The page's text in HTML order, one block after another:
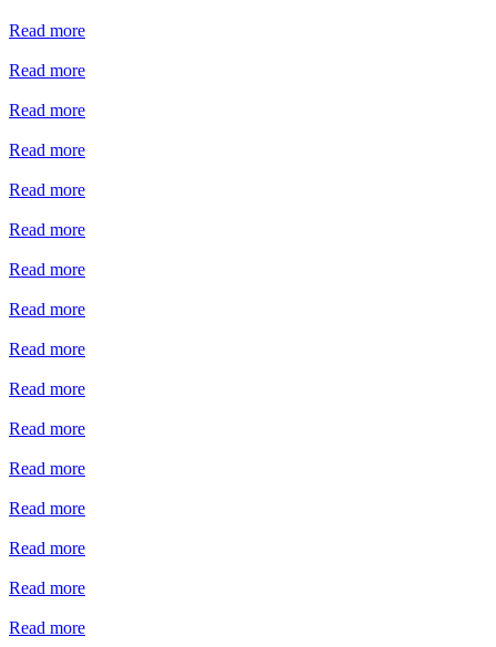
Read more
Read more
Read more
Read more
Read more
Read more
Read more
Read more
Read more
Read more
Read more
Read more
Read more
Read more
Read more
Read more